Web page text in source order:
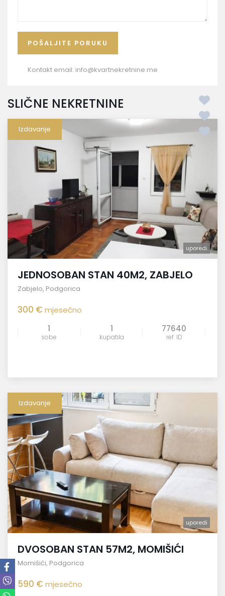
Kontakt email: info@kvartnekretnine.me
SLIČNE NEKRETNINE
Izdavanje
uporedi
JEDNOSOBAN STAN 40M2, ZABJELO
Zabjelo, Podgorica
300 €mjesečno
1
sobe
1
kupatila
77640
ref. ID
Izdavanje
uporedi
DVOSOBAN STAN 57M2, MOMIŠIĆI
Momišići, Podgorica
590 €mjesečno